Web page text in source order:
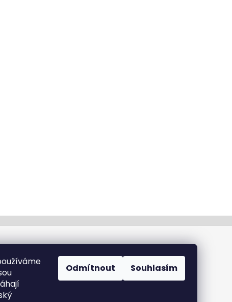
Odmítnout Souhlasím
@cyklotomek.cz